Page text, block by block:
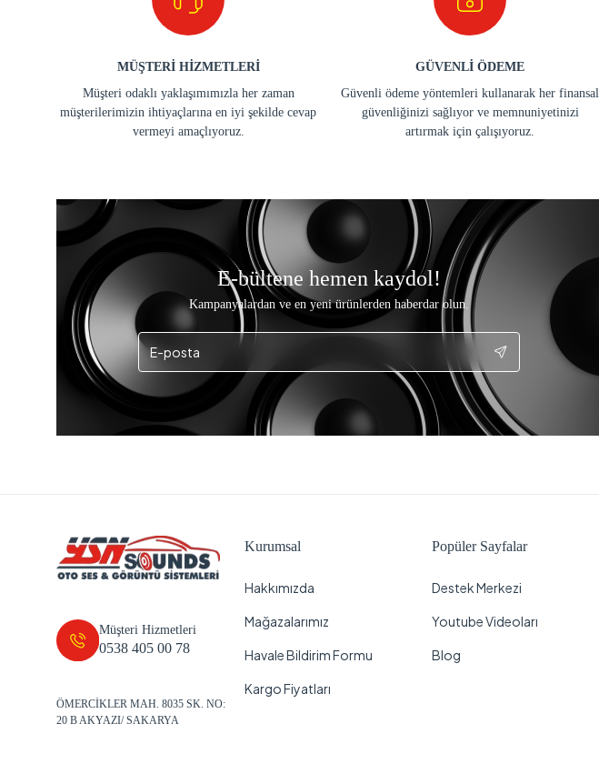
MÜŞTERİ HİZMETLERİ
Müşteri odaklı yaklaşımımızla her zaman
müşterilerimizin ihtiyaçlarına en iyi şekilde cevap
vermeyi amaçlıyoruz.
GÜVENLİ ÖDEME
Güvenli ödeme yöntemleri kullanarak her finansal
güvenliğinizi sağlıyor ve memnuniyetinizi
artırmak için çalışıyoruz.
E-bültene hemen kaydol!
Kampanyalardan ve en yeni ürünlerden haberdar olun.
Müşteri Hizmetleri
0538 405 00 78
ÖMERCİKLER MAH. 8035 SK. NO:
20 B AKYAZI/ SAKARYA
Kurumsal
Hakkımızda
Mağazalarımız
Havale Bildirim Formu
Kargo Fiyatları
Popüler Sayfalar
Destek Merkezi
Youtube Videoları
Blog